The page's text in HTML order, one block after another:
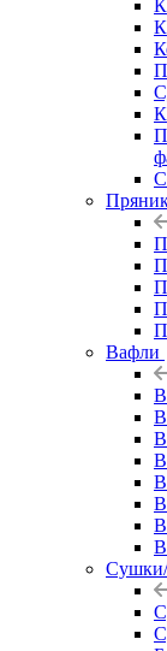
Вафли
Сушки/